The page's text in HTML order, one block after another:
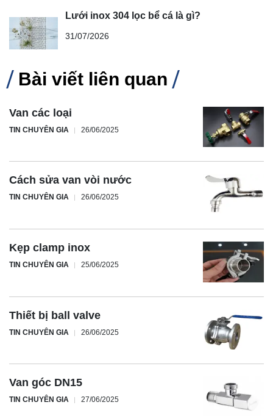
Lưới inox 304 lọc bể cá là gì?
31/07/2026
Bài viết liên quan
Van các loại
TIN CHUYÊN GIA 26/06/2025
Cách sửa van vòi nước
TIN CHUYÊN GIA 26/06/2025
Kẹp clamp inox
TIN CHUYÊN GIA 25/06/2025
Thiết bị ball valve
TIN CHUYÊN GIA 26/06/2025
Van góc DN15
TIN CHUYÊN GIA 27/06/2025